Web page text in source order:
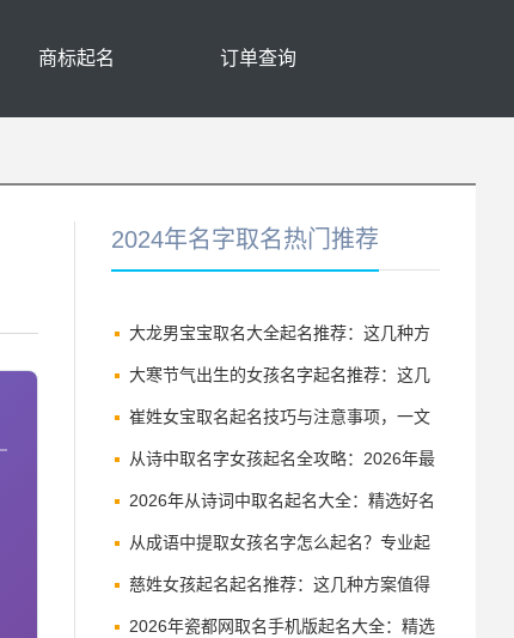
商标起名 订单查询
2024年名字取名热门推荐
大龙男宝宝取名大全起名推荐：这几种方
案值得收藏
大寒节气出生的女孩名字起名推荐：这几
种方案值得收藏
崔姓女宝取名起名技巧与注意事项，一文
讲透
从诗中取名字女孩起名全攻略：2026年最
新推荐与深度解析
2026年从诗词中取名起名大全：精选好名
推荐
从成语中提取女孩名字怎么起名？专业起
名师为你详解
慈姓女孩起名起名推荐：这几种方案值得
收藏
2026年瓷都网取名手机版起名大全：精选